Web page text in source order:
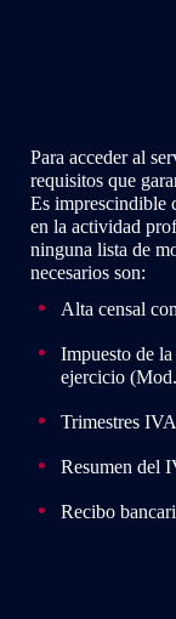
Para acceder al
requisitos que
Es imprescindible
en la actividad
ninguna lista de
necesarios son:
Alta censal
Impuesto de
ejercicio
Trimestres
Resumen del
Recibo